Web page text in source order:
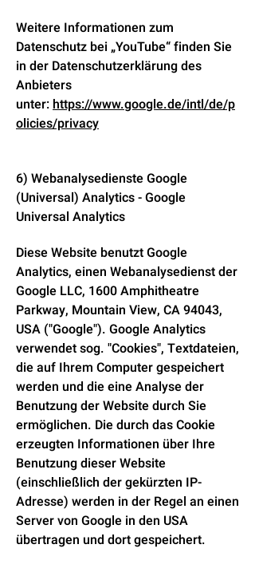
Weitere Informationen zum
Datenschutz bei „YouTube“ finden Sie
in der Datenschutzerklärung des
Anbieters
unter:https://www.google.de/intl/de/p
olicies/privacy
6) Webanalysedienste Google
(Universal) Analytics - Google
Universal Analytics
Diese Website benutzt Google
Analytics, einen Webanalysedienst der
Google LLC, 1600 Amphitheatre
Parkway, Mountain View, CA 94043,
USA ("Google"). Google Analytics
verwendet sog. "Cookies", Textdateien,
die auf Ihrem Computer gespeichert
werden und die eine Analyse der
Benutzung der Website durch Sie
ermöglichen. Die durch das Cookie
erzeugten Informationen über Ihre
Benutzung dieser Website
(einschließlich der gekürzten IP-
Adresse) werden in der Regel an einen
Server von Google in den USA
übertragen und dort gespeichert.